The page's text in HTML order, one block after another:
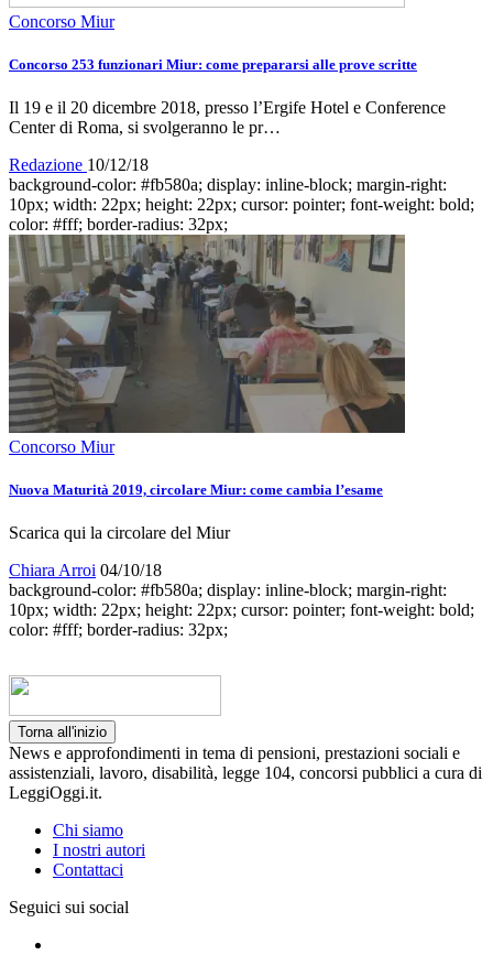
Concorso Miur
Concorso 253 funzionari Miur: come prepararsi alle prove scritte
Il 19 e il 20 dicembre 2018, presso l’Ergife Hotel e Conference
Center di Roma, si svolgeranno le pr…
Redazione 10/12/18
background-color: #fb580a; display: inline-block; margin-right:
10px; width: 22px; height: 22px; cursor: pointer; font-weight: bold;
color: #fff; border-radius: 32px;
Concorso Miur
Nuova Maturità 2019, circolare Miur: come cambia l’esame
Scarica qui la circolare del Miur
Chiara Arroi 04/10/18
background-color: #fb580a; display: inline-block; margin-right:
10px; width: 22px; height: 22px; cursor: pointer; font-weight: bold;
color: #fff; border-radius: 32px;
Torna all'inizio
News e approfondimenti in tema di pensioni, prestazioni sociali e
assistenziali, lavoro, disabilità, legge 104, concorsi pubblici a cura di
LeggiOggi.it.
Chi siamo
I nostri autori
Contattaci
Seguici sui social